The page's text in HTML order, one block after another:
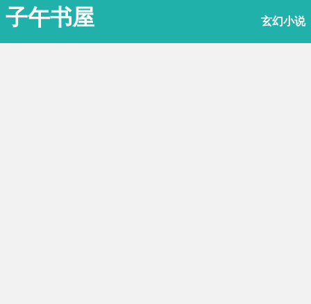
子午书屋 玄幻小说